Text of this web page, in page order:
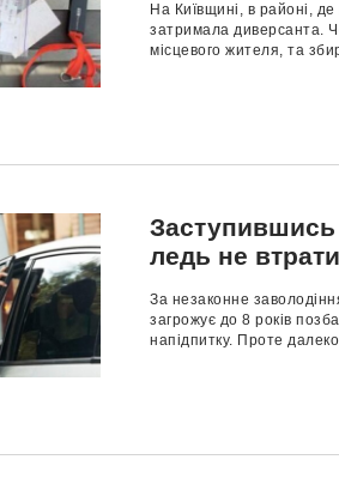
На Київщині, в районі,
затримала диверсанта.
місцевого жителя, та
Заступившись
ледь не
За незаконне
загрожує до 8 років
напідпитку. Проте